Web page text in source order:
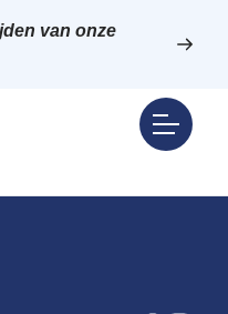
van onze